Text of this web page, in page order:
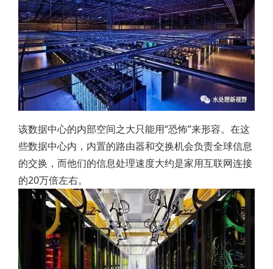
该数据中心的内部空间之大只能用“恐怖”来形容。在这
些数据中心内，内置的路由器和交换机会负责全球信息
的交换，而他们的信息处理速度大约是家用互联网连接
的20万倍左右。